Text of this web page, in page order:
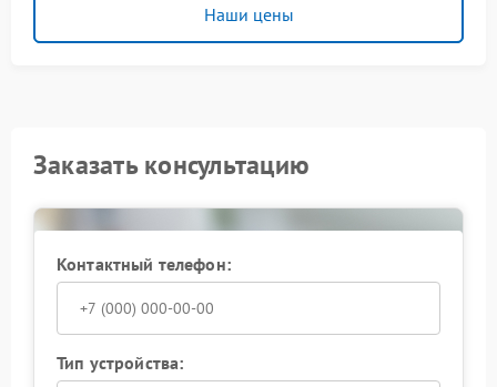
Наши цены
Заказать консультацию
Контактный телефон:
Тип устройства: